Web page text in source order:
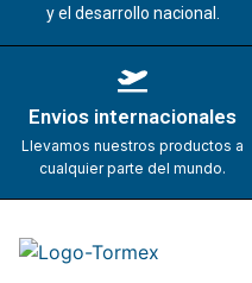
y el desarrollo nacional.
Envios internacionales
Llevamos nuestros productos a
cualquier parte del mundo.